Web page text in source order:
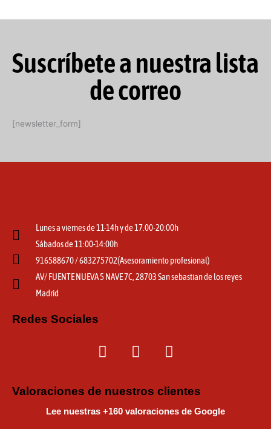
Suscríbete a nuestra lista
de correo
[newsletter_form]
Lunes a viernes de 11-14h y de 17.00-20:00h
Sábados de 11:00-14:00h
916588670 / 683275702(Asesoramiento profesional)
AV/ FUENTE NUEVA 5 NAVE 7C, 28703 San sebastian de los reyes
Madrid
Redes Sociales
I
n
t
a
g
F
a
e
b
o
T
i
t
k
Valoraciones de nuestros clientes
Lee nuestras +160 valoraciones de Google